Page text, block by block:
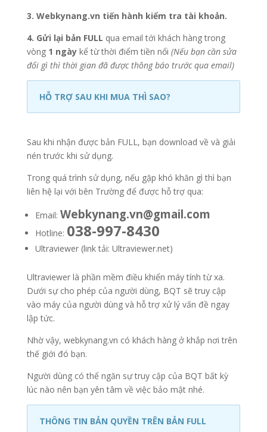
3. Webkynang.vn tiến hành kiểm tra tài khoản.
4. Gửi lại bản FULL qua email tới khách hàng trong
vòng 1 ngàykể từ thời điểm tiền nổi (Nếu bạn cần sửa
đổi gì thì thời gian đã được thông báo trước qua email)
HỖ TRỢ SAU KHI MUA THÌ SAO?
Sau khi nhận được bản FULL, bạn download về và giải
nén trước khi sử dụng.
Trong quá trình sử dụng, nếu gặp khó khăn gì thì bạn
liên hệ lại với bên Trường để được hỗ trợ qua:
Email: Webkynang.vn@gmail.com
Hotline: 038-997-8430
Ultraviewer (link tải: Ultraviewer.net)
Ultraviewer là phần mềm điều khiển máy tính từ xa.
Dưới sự cho phép của người dùng, BQT sẽ truy cập
vào máy của người dùng và hỗ trợ xử lý vấn đề ngay
lập tức.
Nhờ vậy, webkynang.vn có khách hàng ở khắp nơi trên
thế giới đó bạn.
Người dùng có thể ngăn sự truy cập của BQT bất kỳ
lúc nào nên bạn yên tâm về việc bảo mật nhé.
THÔNG TIN BẢN QUYỀN TRÊN BẢN FULL